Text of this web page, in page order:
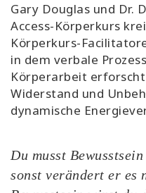
Gary Douglas und Dr.
Access-Körperkurs
Körperkurs-
in dem verbale
Körperarbeit
Widerstand und
dynamische
Du musst
sonst verändert er es